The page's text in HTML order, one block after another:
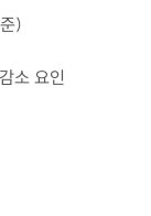
)
소 요인